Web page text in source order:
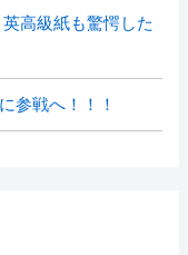
高級紙も驚愕した
参戦へ！！！